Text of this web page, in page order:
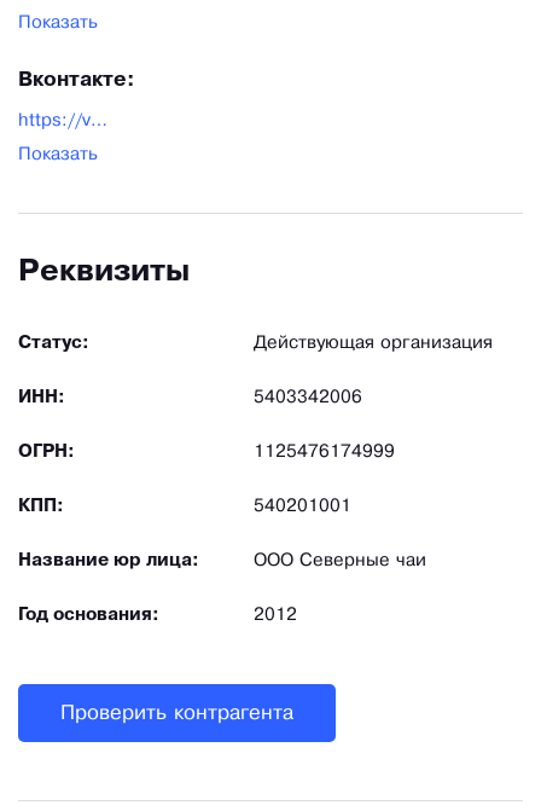
Показать
Вконтакте:
https://vk.com/severniechai
Показать
Реквизиты
Статус: Действующая организация
ИНН: 5403342006
ОГРН: 1125476174999
КПП: 540201001
Название юр лица: ООО Северные чаи
Год основания: 2012
Проверить контрагента